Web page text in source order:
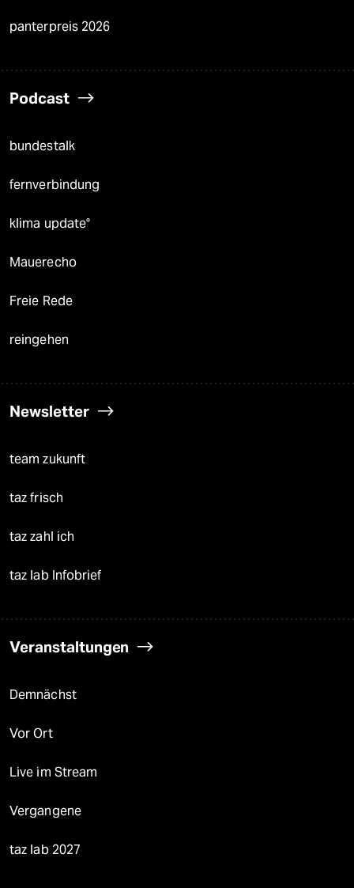
panterpreis 2026
Podcast
bundestalk
fernverbindung
klima update°
Mauerecho
Freie Rede
reingehen
Newsletter
team zukunft
taz frisch
taz zahl ich
taz lab Infobrief
Veranstaltungen
Demnächst
Vor Ort
Live im Stream
Vergangene
taz lab 2027